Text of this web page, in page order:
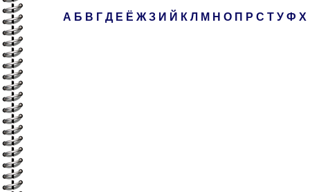
А Б В Г Д Е Ё Ж З И Й К Л М Н О П Р С Т У Ф Х